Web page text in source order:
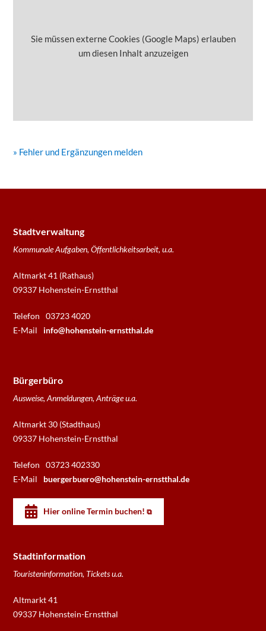
Sie müssen externe Cookies (Google Maps) erlauben
um diesen Inhalt anzuzeigen
» Fehler und Ergänzungen melden
Stadtverwaltung
Kommunale Aufgaben, Öffentlichkeitsarbeit, u.a.
Altmarkt 41 (Rathaus)
09337 Hohenstein-Ernstthal
Telefon
03723 4020
E-Mail
info@hohenstein-ernstthal.de
Bürgerbüro
Ausweise, Anmeldungen, Anträge u.a.
Altmarkt 30 (Stadthaus)
09337 Hohenstein-Ernstthal
Telefon
03723 402330
E-Mail
buergerbuero@hohenstein-ernstthal.de
Hier online Termin buchen!
Stadtinformation
Touristeninformation, Tickets u.a.
Altmarkt 41
09337 Hohenstein-Ernstthal